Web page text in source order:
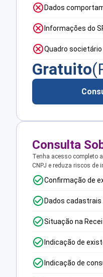
Dados
Informações do
Quadro
Gratuito
Consulta
Tenha acesso completo
CNPJ e reduza riscos de
Confirmação de
Dados
Situação na
Indicação de
Indicação de